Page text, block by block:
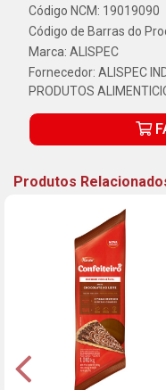
Código NCM: 19019090
Código de Barras do
Marca: ALISPEC
Fornecedor: ALISPEC
PRODUTOS
Produtos